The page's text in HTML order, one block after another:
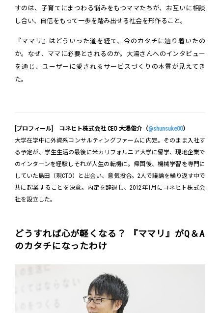
すのは、子育てにまつわる悩みをもつママたちが、お互いに相談
し合い、自信をもって一歩を踏み出せる社会を形作ること。
『ママリ』はどういった道を経て、今のカタチに辿り着いたの
か。なぜ、ママに必要とされるのか。大湯さんへのインタビュー
を通じ、ユーザーに愛されるサービスづくりの本質が見えてき
た。
[プロフィール] コネヒト株式会社 CEO 大湯俊介（@shunsuke00）
大学在学中に外資系コンサルティングファームに内定。そのまま入社す
る予定が、学生生活の最後に米カリフォルニア大学に留学、現地企業で
のインターンを経験しそれが人生の転機に。帰国後、機械学習を専門に
していた島田（現CTO）と出会い、意気投合。2人で議論を繰り返す中で
共に起業することを決意。内定を辞退し、2012年1月にコネヒト株式会
社を設立した。
どうすれば心が軽くなる？ 『ママリ』がQ＆A
のカタチになったわけ